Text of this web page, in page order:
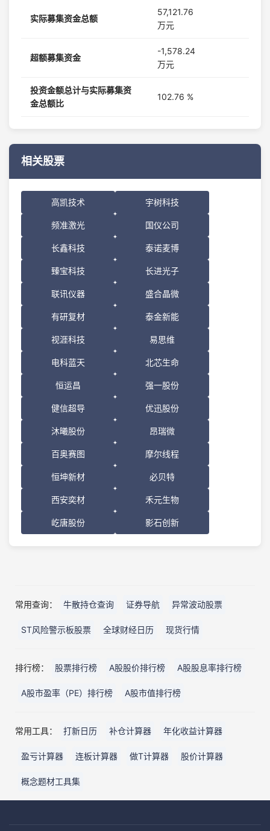
实际募集资金总额
57,121.76
万元
超额募集资金
-1,578.24
万元
投资金额总计与实际募集资
金总额比
102.76 %
相关股票
高凯技术 宇树科技
频准激光 国仪公司
长鑫科技 泰诺麦博
臻宝科技 长进光子
联讯仪器 盛合晶微
有研复材 泰金新能
视涯科技 易思维
电科蓝天 北芯生命
恒运昌 强一股份
健信超导 优迅股份
沐曦股份 昂瑞微
百奥赛图 摩尔线程
恒坤新材 必贝特
西安奕材 禾元生物
屹唐股份 影石创新
常用查询： 牛散持仓查询 证券导航 异常波动股票
ST风险警示板股票 全球财经日历 现货行情
排行榜： 股票排行榜 A股股价排行榜 A股股息率排行榜
A股市盈率（PE）排行榜 A股市值排行榜
常用工具： 打新日历 补仓计算器 年化收益计算器
盈亏计算器 连板计算器 做T计算器 股价计算器
概念题材工具集